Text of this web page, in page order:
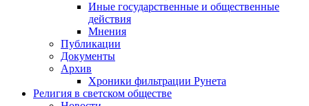
Иные государственные и общественные
действия
Мнения
Публикации
Документы
Архив
Хроники фильтрации Рунета
Религия в светском обществе